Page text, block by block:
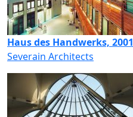
Haus des Handwerks, 2001
Severain Architects